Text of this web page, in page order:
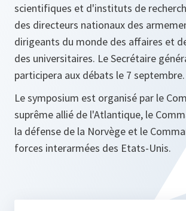
scientifiques et d'instituts de
des directeurs nationaux des
dirigeants du monde des affaires et
des universitaires. Le Secrétaire
participera aux débats le 7 septembre.
Le symposium est organisé par le
suprême allié de l'Atlantique, le
la défense de la Norvège et le
forces interarmées des Etats-Unis.